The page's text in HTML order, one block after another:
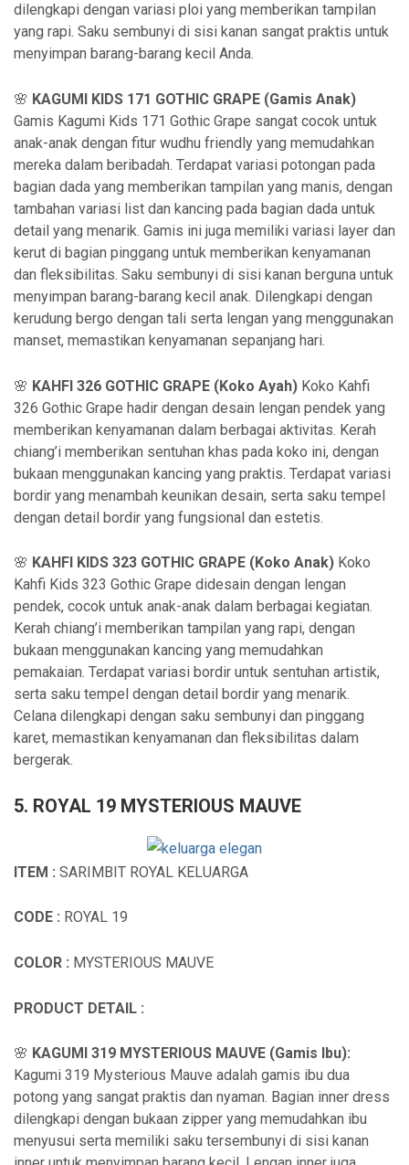
dilengkapi dengan variasi ploi yang memberikan tampilan
yang rapi. Saku sembunyi di sisi kanan sangat praktis untuk
menyimpan barang-barang kecil Anda.
🌸 KAGUMI KIDS 171 GOTHIC GRAPE (Gamis Anak)
Gamis Kagumi Kids 171 Gothic Grape sangat cocok untuk
anak-anak dengan fitur wudhu friendly yang memudahkan
mereka dalam beribadah. Terdapat variasi potongan pada
bagian dada yang memberikan tampilan yang manis, dengan
tambahan variasi list dan kancing pada bagian dada untuk
detail yang menarik. Gamis ini juga memiliki variasi layer dan
kerut di bagian pinggang untuk memberikan kenyamanan
dan fleksibilitas. Saku sembunyi di sisi kanan berguna untuk
menyimpan barang-barang kecil anak. Dilengkapi dengan
kerudung bergo dengan tali serta lengan yang menggunakan
manset, memastikan kenyamanan sepanjang hari.
🌸 KAHFI 326 GOTHIC GRAPE (Koko Ayah) Koko Kahfi
326 Gothic Grape hadir dengan desain lengan pendek yang
memberikan kenyamanan dalam berbagai aktivitas. Kerah
chiang’i memberikan sentuhan khas pada koko ini, dengan
bukaan menggunakan kancing yang praktis. Terdapat variasi
bordir yang menambah keunikan desain, serta saku tempel
dengan detail bordir yang fungsional dan estetis.
🌸 KAHFI KIDS 323 GOTHIC GRAPE (Koko Anak) Koko
Kahfi Kids 323 Gothic Grape didesain dengan lengan
pendek, cocok untuk anak-anak dalam berbagai kegiatan.
Kerah chiang’i memberikan tampilan yang rapi, dengan
bukaan menggunakan kancing yang memudahkan
pemakaian. Terdapat variasi bordir untuk sentuhan artistik,
serta saku tempel dengan detail bordir yang menarik.
Celana dilengkapi dengan saku sembunyi dan pinggang
karet, memastikan kenyamanan dan fleksibilitas dalam
bergerak.
5. ROYAL 19 MYSTERIOUS MAUVE
ITEM : SARIMBIT ROYAL KELUARGA
CODE : ROYAL 19
COLOR : MYSTERIOUS MAUVE
PRODUCT DETAIL :
🌸 KAGUMI 319 MYSTERIOUS MAUVE (Gamis Ibu):
Kagumi 319 Mysterious Mauve adalah gamis ibu dua
potong yang sangat praktis dan nyaman. Bagian inner dress
dilengkapi dengan bukaan zipper yang memudahkan ibu
menyusui serta memiliki saku tersembunyi di sisi kanan